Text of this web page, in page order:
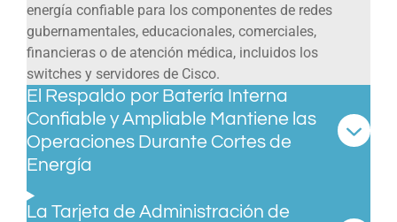
energía confiable para los componentes de redes
gubernamentales, educacionales, comerciales,
financieras o de atención médica, incluidos los
switches y servidores de Cisco.
El Respaldo por Batería Interna
Confiable y Ampliable Mantiene las
Operaciones Durante Cortes de
Energía
La Tarjeta de Administración de